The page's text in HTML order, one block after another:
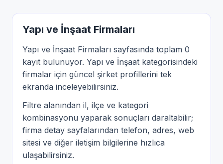
Yapı ve İnşaat Firmaları
Yapı ve İnşaat Firmaları sayfasında toplam 0
kayıt bulunuyor. Yapı ve İnşaat kategorisindeki
firmalar için güncel şirket profillerini tek
ekranda inceleyebilirsiniz.
Filtre alanından il, ilçe ve kategori
kombinasyonu yaparak sonuçları daraltabilir;
firma detay sayfalarından telefon, adres, web
sitesi ve diğer iletişim bilgilerine hızlıca
ulaşabilirsiniz.